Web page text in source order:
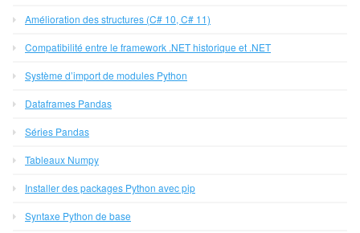
Amélioration des structures (C# 10, C# 11)
Compatibilité entre le framework .NET historique et .NET
Système d’import de modules Python
Dataframes Pandas
Séries Pandas
Tableaux Numpy
Installer des packages Python avec pip
Syntaxe Python de base